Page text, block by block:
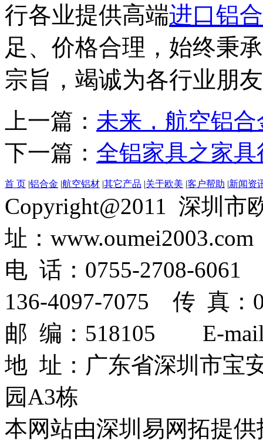
行各业提供高端进口铝
足、价格合理，始终秉
宗旨，竭诚为各行业朋
上一篇： 未来，航空铝
下一篇： 全铝家具之家
首 页 |铝合金 |航空铝材 |其它产品 |关于欧美 |客户帮助 |新闻资
Copyright@2011 深圳
址：www.oumei2003.com
电 话：0755-2708-
136-4097-7075 传 真：
邮 编：518105 E-mail
地 址：广东省深圳市宝
园A3栋
本网站由深圳易网拓提